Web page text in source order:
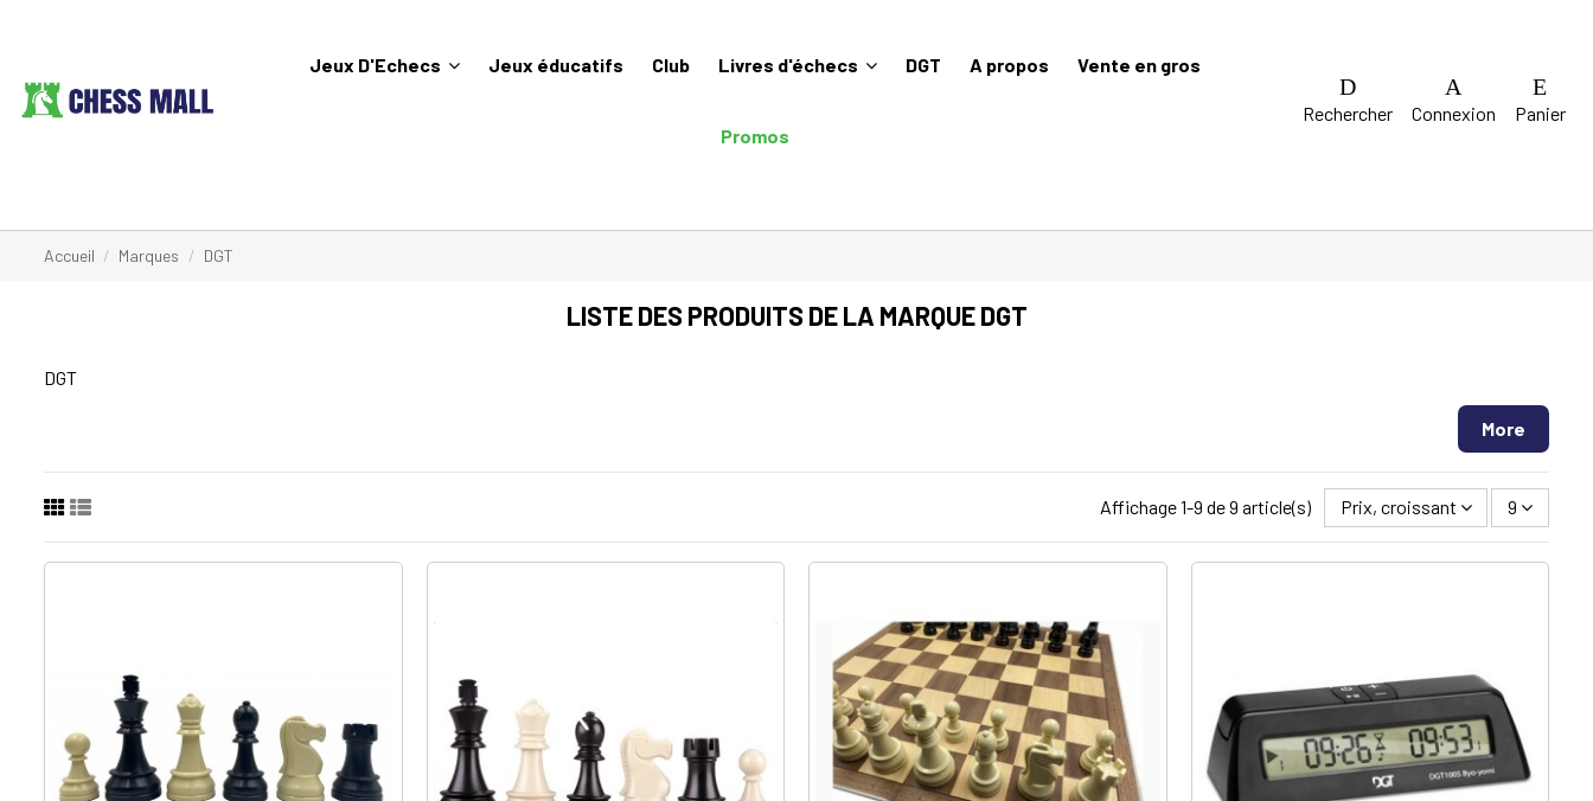
Jeux D'Echecs Jeux éducatifs Club Livres d'échecs DGT A propos Vente en gros
Promos
Rechercher Connexion Panier
Accueil Marques DGT
LISTE DES PRODUITS DE LA MARQUE DGT
DGT
More
Affichage 1-9 de 9 article(s) Prix, croissant 9